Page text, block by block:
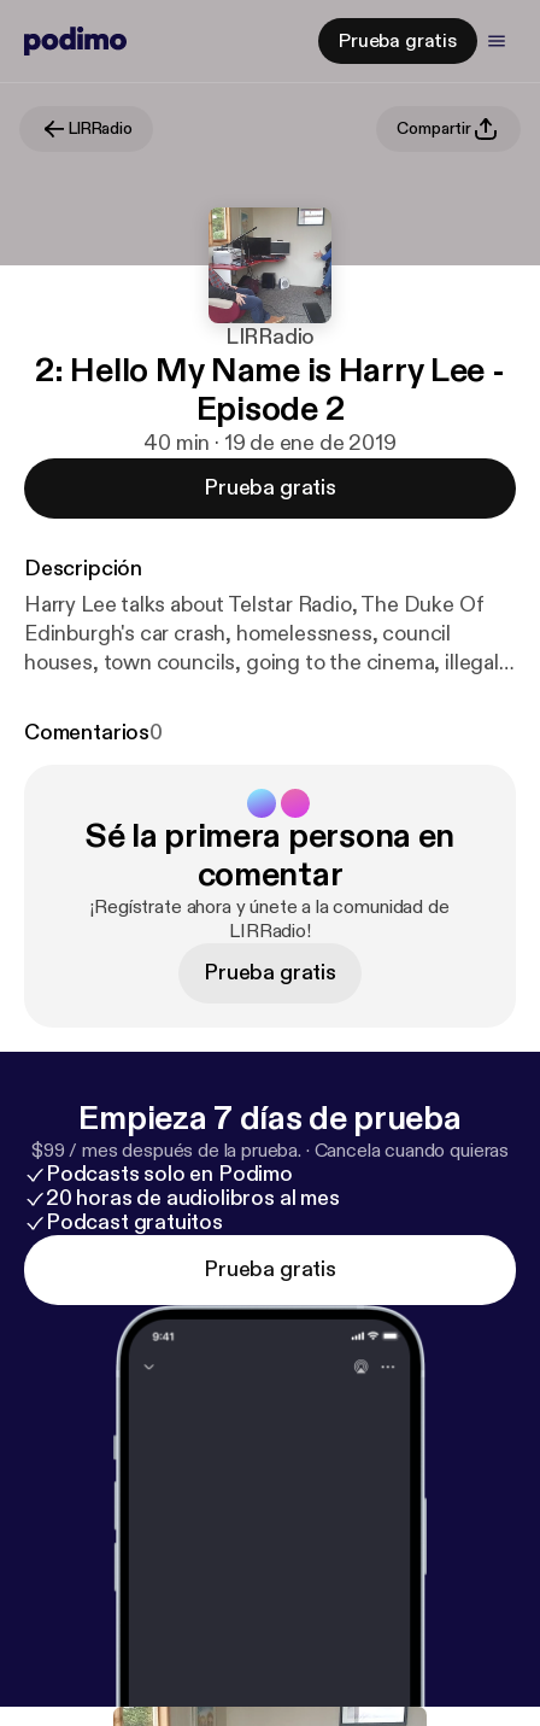
Prueba gratis
LIRRadio Compartir
LIRRadio
2: Hello My Name is Harry Lee -
Episode 2
40 min · 19 de ene de 2019
Prueba gratis
Descripción
Harry Lee talks about Telstar Radio, The Duke Of
Edinburgh's car crash, homelessness, council
houses, town councils, going to the cinema, illegal
Contributions from Damien and Jason.
Comentarios0
Sé la primera persona en
comentar
¡Regístrate ahora y únete a la comunidad de
LIRRadio!
Prueba gratis
Empieza 7 días de prueba
$99 / mes después de la prueba. · Cancela cuando quieras
Podcasts solo en Podimo
20 horas de audiolibros al mes
Podcast gratuitos
Prueba gratis